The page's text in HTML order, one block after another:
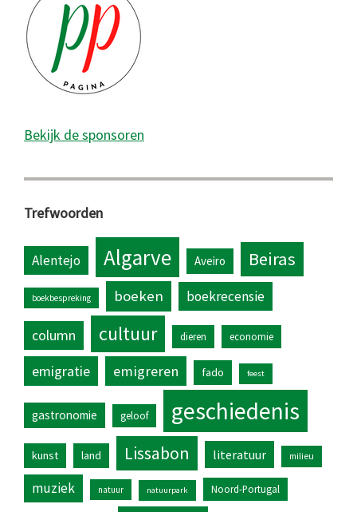
Bekijk de sponsoren
Trefwoorden
Alentejo Algarve Aveiro Beiras
boekbespreking boeken boekrecensie
column cultuur dieren economie
emigratie emigreren fado feest
gastronomie geloof geschiedenis
kunst land Lissabon literatuur milieu
muziek natuur natuurpark Noord-Portugal